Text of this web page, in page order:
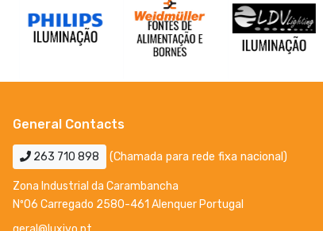
General Contacts
263 710 898 (Chamada para rede fixa nacional)
Zona Industrial da Carambancha
Nº06 Carregado 2580-461 Alenquer Portugal